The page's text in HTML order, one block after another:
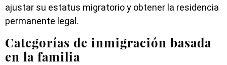
ajustar su estatus migratorio y obtener la residencia
permanente legal.
Categorías de inmigración basada
en la familia